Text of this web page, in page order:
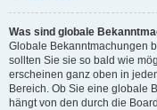
Was sind globale
Globale Bekanntmachungen
sollten Sie sie so bald wie
erscheinen ganz oben in
Bereich. Ob Sie eine globale
hängt von den durch die